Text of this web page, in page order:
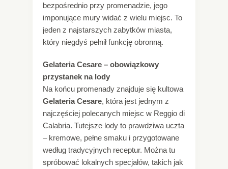
bezpośrednio przy promenadzie, jego
imponujące mury widać z wielu miejsc. To
jeden z najstarszych zabytków miasta,
który niegdyś pełnił funkcję obronną.
Gelateria Cesare – obowiązkowy
przystanek na lody
Na końcu promenady znajduje się kultowa
Gelateria Cesare, która jest jednym z
najczęściej polecanych miejsc w Reggio di
Calabria. Tutejsze lody to prawdziwa uczta
– kremowe, pełne smaku i przygotowane
według tradycyjnych receptur. Można tu
spróbować lokalnych specjałów, takich jak